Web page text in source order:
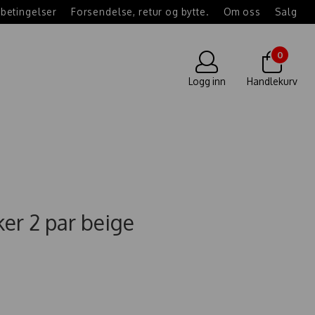
Forsendelse, retur og bytte. Om oss Salg
Logg inn
0
Handlekurv
2 par beige